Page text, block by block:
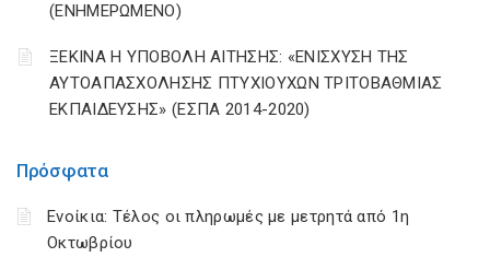
Πρόσφατα
Ενοίκια: Τέλος οι πληρωμές με μετρητά από 1η
Οκτωβρίου
(ΕΝΗΜΕΡΩΜΕΝΟ)
ΞΕΚΙΝΑ Η ΥΠΟΒΟΛΗ ΑΙΤΗΣΗΣ: «ΕΝΙΣΧΥΣΗ ΤΗΣ
ΑΥΤΟΑΠΑΣΧΟΛΗΣΗΣ ΠΤΥΧΙΟΥΧΩΝ ΤΡΙΤΟΒΑΘΜΙΑΣ
ΕΚΠΑΙΔΕΥΣΗΣ» (ΕΣΠΑ 2014-2020)